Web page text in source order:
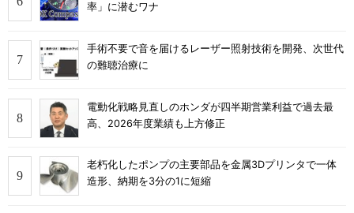
率」に潜むワナ
手術不要で音を届けるレーザー照射技術を開発、次世代
の難聴治療に
電動化戦略見直しのホンダが四半期営業利益で過去最
高、2026年度業績も上方修正
老朽化したポンプの主要部品を金属3Dプリンタで一体
造形、納期を3分の1に短縮